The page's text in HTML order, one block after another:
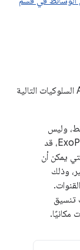
يتضمّن السلوك التلقائي للتوزيع المكاني في Android السلوكيات التالية
وليس
المحتوى الاستريو. إذا كنت لا تستخدم ExoPlayer، قد
يمكن أن
وذلك
تنسيق